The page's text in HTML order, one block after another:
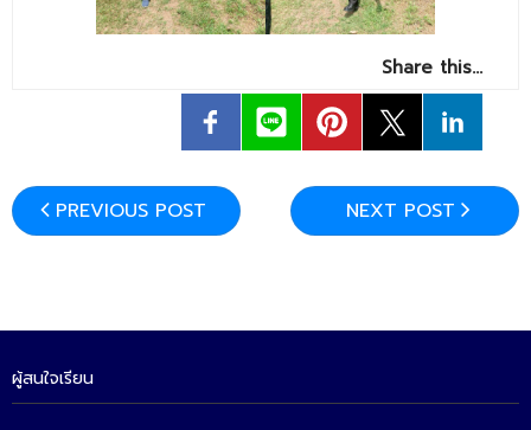
Share this…
PREVIOUS POST NEXT POST
ผู้สนใจเรียน